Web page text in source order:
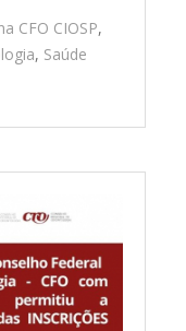
CFO CIOSP,
, Saúde